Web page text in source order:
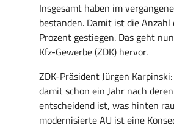
Insgesamt haben im
bestanden. Damit ist die
Prozent gestiegen. Das geht
Kfz-Gewerbe (ZDK) hervor.
ZDK-Präsident Jürgen
damit schon ein Jahr nach
entscheidend ist, was hinten
modernisierte AU ist eine